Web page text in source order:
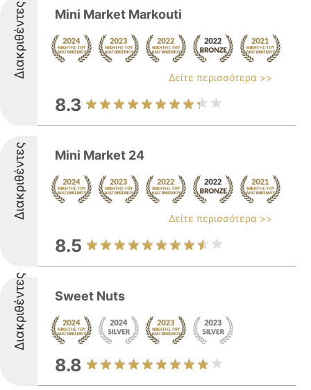
Διακριθέντες Mini Market Markouti
Δείτε περισσότερα >>
8.3
Διακριθέντες Mini Market 24
Δείτε περισσότερα >>
8.5
Διακριθέντες Sweet Nuts
8.8